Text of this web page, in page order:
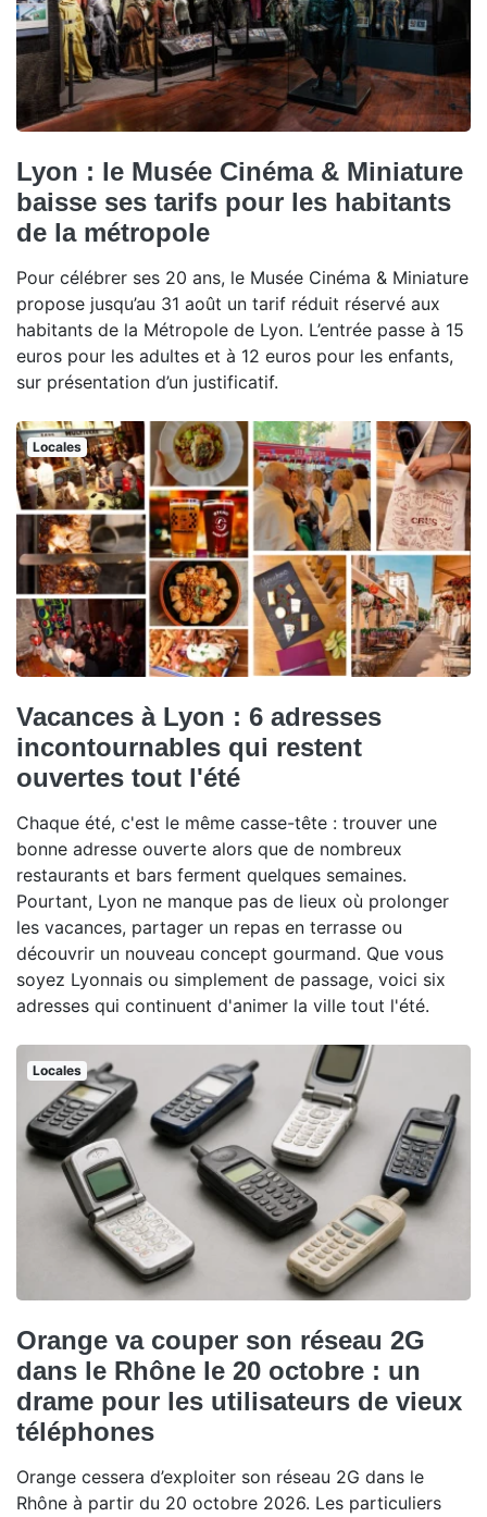
Lyon : le Musée Cinéma & Miniature
baisse ses tarifs pour les habitants
de la métropole
Pour célébrer ses 20 ans, le Musée Cinéma & Miniature
propose jusqu’au 31 août un tarif réduit réservé aux
habitants de la Métropole de Lyon. L’entrée passe à 15
euros pour les adultes et à 12 euros pour les enfants,
sur présentation d’un justificatif.
Locales
Vacances à Lyon : 6 adresses
incontournables qui restent
ouvertes tout l'été
Chaque été, c'est le même casse-tête : trouver une
bonne adresse ouverte alors que de nombreux
restaurants et bars ferment quelques semaines.
Pourtant, Lyon ne manque pas de lieux où prolonger
les vacances, partager un repas en terrasse ou
découvrir un nouveau concept gourmand. Que vous
soyez Lyonnais ou simplement de passage, voici six
adresses qui continuent d'animer la ville tout l'été.
Locales
Orange va couper son réseau 2G
dans le Rhône le 20 octobre : un
drame pour les utilisateurs de vieux
téléphones
Orange cessera d’exploiter son réseau 2G dans le
Rhône à partir du 20 octobre 2026. Les particuliers